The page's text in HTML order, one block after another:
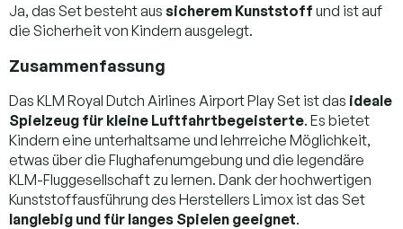
Ja, das Set besteht aus sicherem Kunststoff und ist auf
die Sicherheit von Kindern ausgelegt.
Zusammenfassung
Das KLM Royal Dutch Airlines Airport Play Set ist das ideale
Spielzeug für kleine Luftfahrtbegeisterte. Es bietet
Kindern eine unterhaltsame und lehrreiche Möglichkeit,
etwas über die Flughafenumgebung und die legendäre
KLM-Fluggesellschaft zu lernen. Dank der hochwertigen
Kunststoffausführung des Herstellers Limox ist das Set
langlebig und für langes Spielen geeignet.